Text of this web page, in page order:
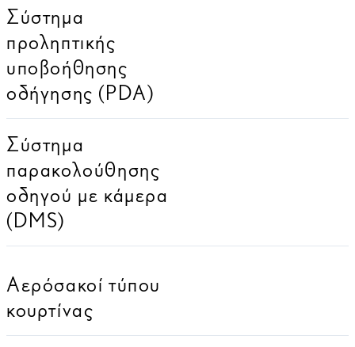
Σύστημα
προληπτικής
υποβοήθησης
οδήγησης (PDA)
Σύστημα
παρακολούθησης
οδηγού με κάμερα
(DMS)
Αερόσακοί τύπου
κουρτίνας